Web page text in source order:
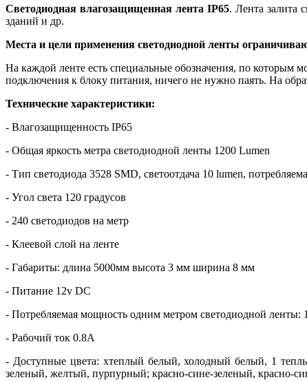
Светодиодная влагозащищенная лента IP65. Лента залита
зданий и др.
Места и цели применения светодиодной ленты
На каждой ленте есть специальные обозначения, по которым
подключения к блоку питания, ничего не нужно паять. На
Технические характеристики:
- Влагозащищенность IP65
- Общая яркость метра светодиодной ленты 1200 Lumen
- Тип светодиода 3528 SMD, светоотдача 10 lumen,
- Угол света 120 градусов
- 240 светодиодов на метр
- Клеевой слой на ленте
- Габариты: длина 5000мм высота 3 мм ширина 8 мм
- Питание 12v DC
- Потребляемая мощность одним метром светодиодной ленты:
- Рабочий ток 0.8А
- Доступные цвета: хтеплый белый, холодный белый, 1
зеленый, желтый, пурпурный; красно-сине-зеленый, красно-